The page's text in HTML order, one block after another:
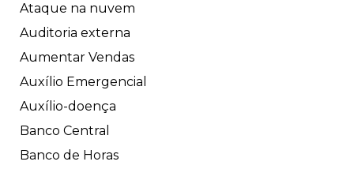
Ataque na nuvem
Auditoria externa
Aumentar Vendas
Auxílio Emergencial
Auxílio-doença
Banco Central
Banco de Horas